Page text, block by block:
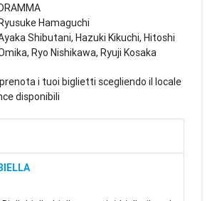
Hamaguchi
Shibutani, Hazuki Kikuchi, Hitoshi
Ryo Nishikawa, Ryuji Kosaka
i tuoi biglietti scegliendo il locale
disponibili